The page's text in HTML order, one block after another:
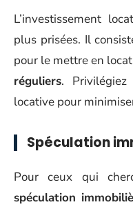
L’investissement
plus prisées. Il
pour le mettre en
réguliers.
locative pour
Spéculation
Pour ceux qui
spéculation